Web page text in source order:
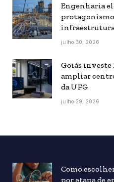
Engenharia
protagonismo
julho 30, 2026
Goiás investe
ampliar
da UFG
julho 29, 2026
Como
por etapa de